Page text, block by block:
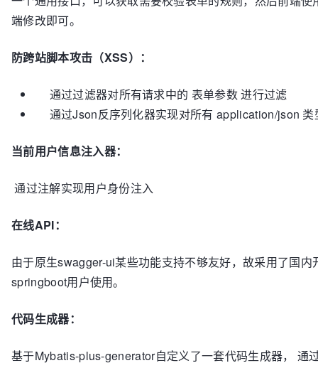
端修改即可。
防跨站脚本攻击（XSS）：
通过过滤器对所有请求中的 表单参数 进行过滤
通过Json反序列化器实现对所有 application/json
当前用户信息注入器：
通过注解实现用户身份注入
在线API：
由于原生swagger-ui某些功能支持不够友好，故采用了国
springboot用户使用。
代码生成器：
基于Mybatis-plus-generator自定义了一套代码生成器， 通